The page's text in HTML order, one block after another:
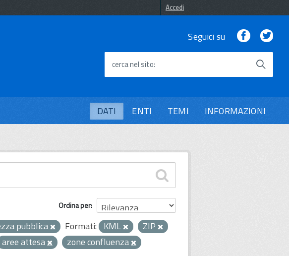
Accedi
Seguici su Facebook
cerca nel sito
DATI ENTI TEMI INFORMAZIONI
Ordina per
pubblica Formati: KML
ZIP
aree attesa
zone confluenza